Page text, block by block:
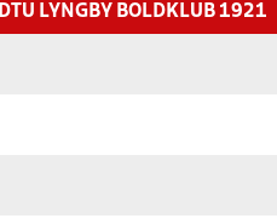
DTU LYNGBY BOLDKLUB 1921